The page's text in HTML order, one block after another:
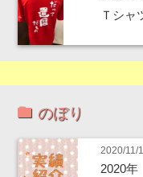
Ｔシ
のぼり
2020/11/
2020